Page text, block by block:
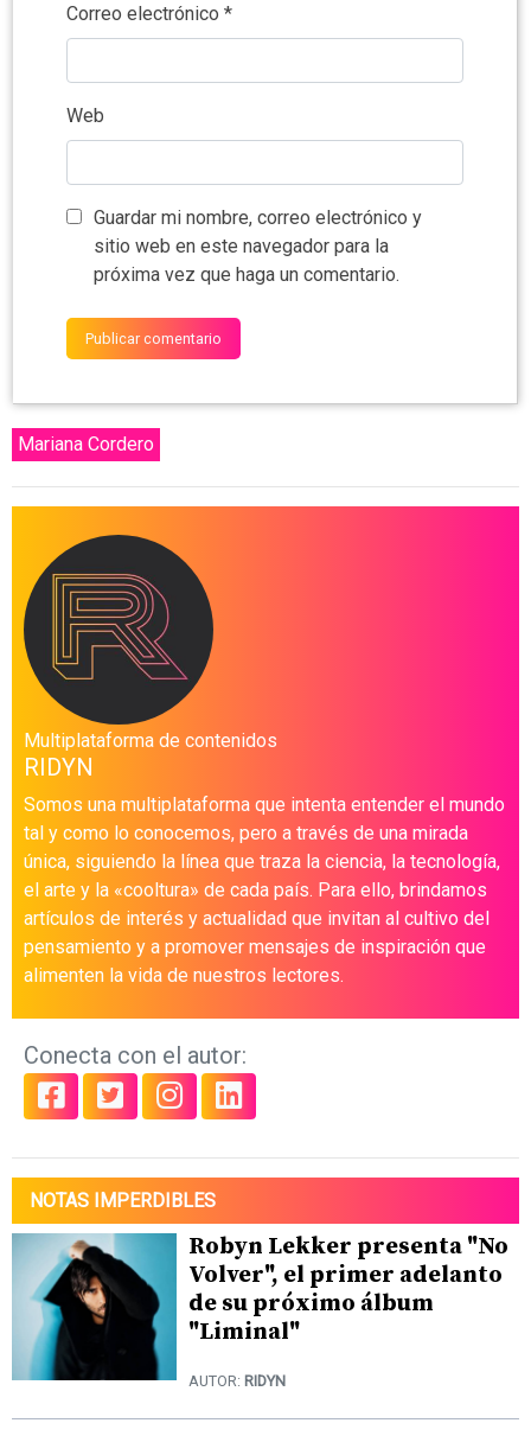
Correo electrónico *
Web
Guardar mi nombre, correo electrónico y
sitio web en este navegador para la
próxima vez que haga un comentario.
Mariana Cordero
Multiplataforma de contenidos
RIDYN
Somos una multiplataforma que intenta entender el mundo
tal y como lo conocemos, pero a través de una mirada
única, siguiendo la línea que traza la ciencia, la tecnología,
el arte y la «cooltura» de cada país. Para ello, brindamos
artículos de interés y actualidad que invitan al cultivo del
pensamiento y a promover mensajes de inspiración que
alimenten la vida de nuestros lectores.
Conecta con el autor:
NOTAS IMPERDIBLES
Robyn Lekker presenta "No
Volver", el primer adelanto
de su próximo álbum
"Liminal"
AUTOR: RIDYN